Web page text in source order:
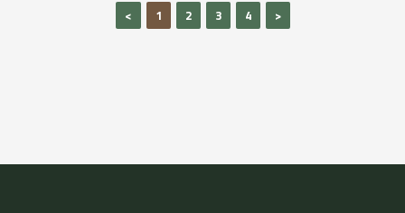
Certified organic
< 1 2 3 4 >